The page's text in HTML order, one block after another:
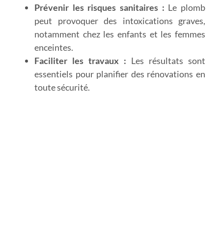
Prévenir les risques sanitaires : Le plomb
peut provoquer des intoxications graves,
notamment chez les enfants et les femmes
enceintes.
Faciliter les travaux : Les résultats sont
essentiels pour planifier des rénovations en
toute sécurité.